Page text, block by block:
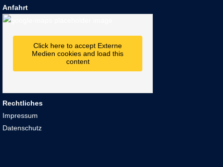
Anfahrt
Click here to accept Externe
Medien cookies and load this
content
Rechtliches
Impressum
Datenschutz